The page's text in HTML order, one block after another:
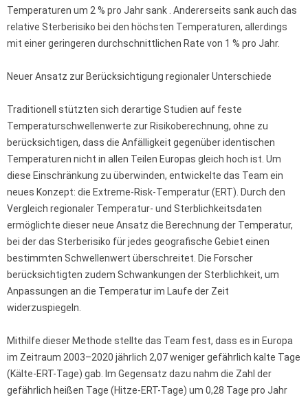
Temperaturen um 2 % pro Jahr sank . Andererseits sank auch das
relative Sterberisiko bei den höchsten Temperaturen, allerdings
mit einer geringeren durchschnittlichen Rate von 1 % pro Jahr.
Neuer Ansatz zur Berücksichtigung regionaler Unterschiede
Traditionell stützten sich derartige Studien auf feste
Temperaturschwellenwerte zur Risikoberechnung, ohne zu
berücksichtigen, dass die Anfälligkeit gegenüber identischen
Temperaturen nicht in allen Teilen Europas gleich hoch ist. Um
diese Einschränkung zu überwinden, entwickelte das Team ein
neues Konzept: die Extreme-Risk-Temperatur (ERT). Durch den
Vergleich regionaler Temperatur- und Sterblichkeitsdaten
ermöglichte dieser neue Ansatz die Berechnung der Temperatur,
bei der das Sterberisiko für jedes geografische Gebiet einen
bestimmten Schwellenwert überschreitet. Die Forscher
berücksichtigten zudem Schwankungen der Sterblichkeit, um
Anpassungen an die Temperatur im Laufe der Zeit
widerzuspiegeln.
Mithilfe dieser Methode stellte das Team fest, dass es in Europa
im Zeitraum 2003–2020 jährlich 2,07 weniger gefährlich kalte Tage
(Kälte-ERT-Tage) gab. Im Gegensatz dazu nahm die Zahl der
gefährlich heißen Tage (Hitze-ERT-Tage) um 0,28 Tage pro Jahr